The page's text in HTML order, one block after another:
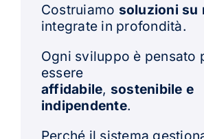
Costruiamo soluzioni su
integrate in profondità.
Ogni sviluppo è pensato
essere
affidabile, sostenibile e
indipendente.
Perché il sistema